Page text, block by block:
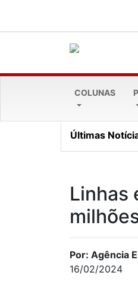
COLUNAS
Últimas
Linhas
Por: Agência
16/02/2024